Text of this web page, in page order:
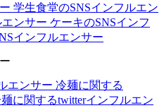
学生食堂のSNSインフルエン
ンサー ケーキのSNSインフ
インフルエンサー
エンサー 冷麺に関する
に関するtwitterインフルエン